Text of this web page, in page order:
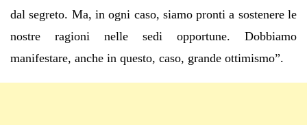
dal segreto. Ma, in ogni caso, siamo pronti a sostenere le
nostre ragioni nelle sedi opportune. Dobbiamo
manifestare, anche in questo, caso, grande ottimismo”.